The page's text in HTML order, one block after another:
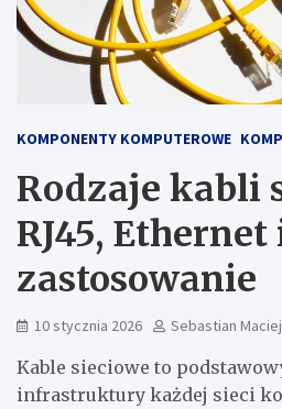
KOMPONENTY KOMPUTEROWE
Rodzaje kabli
RJ45, Ethernet
zastosowanie
10 stycznia 2026 Sebastian
Kable sieciowe to
infrastruktury każdej sieci